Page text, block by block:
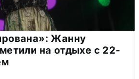
Жанну
на отдыхе с 22-